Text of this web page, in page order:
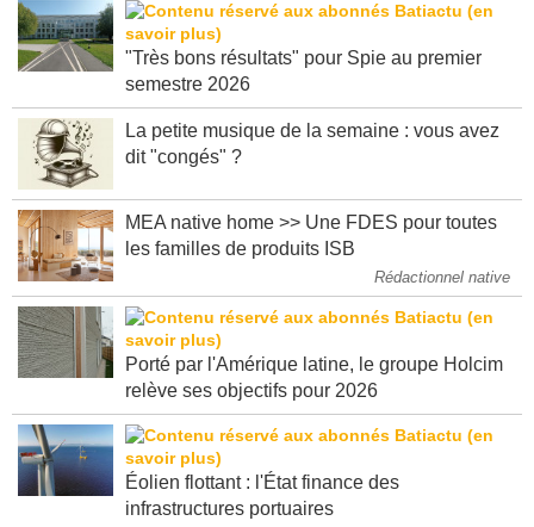
"Très bons résultats" pour Spie au premier
La petite musique de la semaine : vous avez
MEA native home >> Une FDES pour toutes
Rédactionnel native
Porté par l'Amérique latine, le groupe Holcim
Éolien flottant : l'État finance des